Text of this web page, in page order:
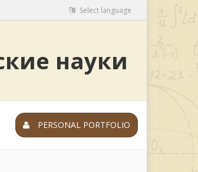
Select language
науки
PERSONAL PORTFOLIO